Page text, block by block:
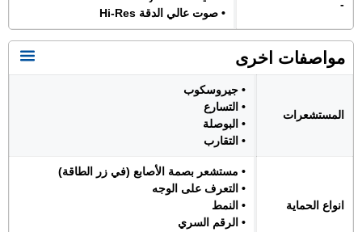
-
• صوت عالي الدقة Hi-Res
مواصفات اخرى
المستشعرات
• جيروسكوب
• التسارع
• البوصلة
• التقارب
انواع الحماية
• مستشعر بصمة الأصابع (في زر الطاقة)
• التعرف على الوجه
• النمط
• الرقم السري